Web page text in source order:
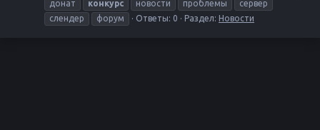
донат
конкурс новости проблемы
сервер
слендер
форум Ответы: 0 Раздел: Новости